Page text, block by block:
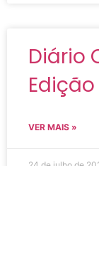
Diário
VER MAIS »
24 de julho de